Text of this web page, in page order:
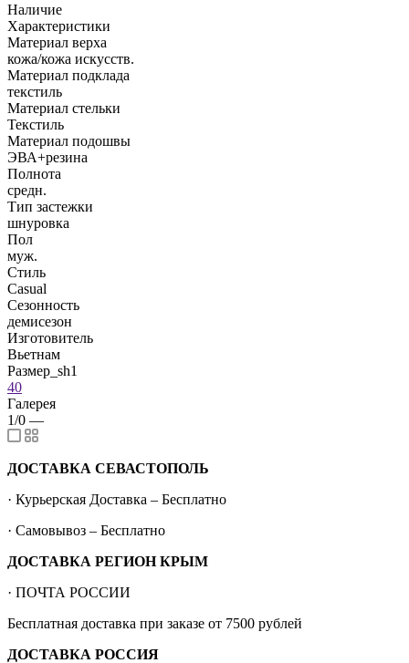
Наличие
Характеристики
Материал верха
кожа/кожа искусств.
Материал подклада
текстиль
Материал стельки
Текстиль
Материал подошвы
ЭВА+резина
Полнота
средн.
Тип застежки
шнуровка
Пол
муж.
Стиль
Casual
Сезонность
демисезон
Изготовитель
Вьетнам
Размер_sh1
40
Галерея
1/0 —
ДОСТАВКА СЕВАСТОПОЛЬ
· Курьерская Доставка – Бесплатно
· Самовывоз – Бесплатно
ДОСТАВКА РЕГИОН КРЫМ
· ПОЧТА РОССИИ
Бесплатная доставка при заказе от 7500 рублей
ДОСТАВКА РОССИЯ